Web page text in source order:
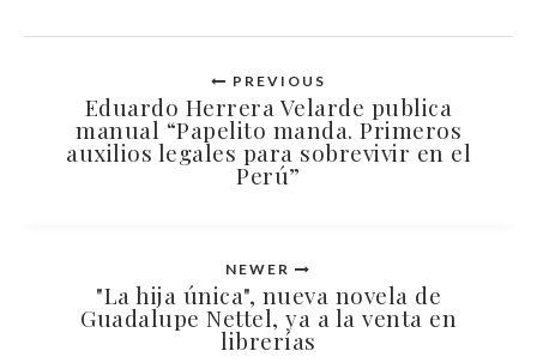
PREVIOUS
Eduardo Herrera Velarde publica
manual “Papelito manda. Primeros
auxilios legales para sobrevivir en el
Perú”
NEWER
"La hija única", nueva novela de
Guadalupe Nettel, ya a la venta en
librerías